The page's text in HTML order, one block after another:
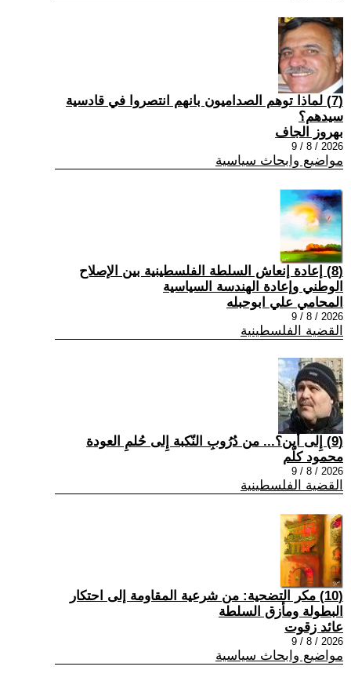
(7) ‏لماذا توهم الصداميون بانهم انتصروا في قادسية
سيدهم؟
بهروز الجاف
2026 / 8 / 9
مواضيع وابحاث سياسية
(8) إعادة إنعاش السلطة الفلسطينية بين الإصلاح
الوطني وإعادة الهندسة السياسية
المحامي علي ابوحبله
2026 / 8 / 9
القضية الفلسطينية
(9) إِلى أين؟... من دُرُوبِ النّكبة إِلى حُلمِ العودة
محمود كلّم
2026 / 8 / 9
القضية الفلسطينية
(10) مكر التضحية: من شرعية المقاومة إلى احتكار
البطولة ومأزق السلطة
عائد زقوت
2026 / 8 / 9
مواضيع وابحاث سياسية